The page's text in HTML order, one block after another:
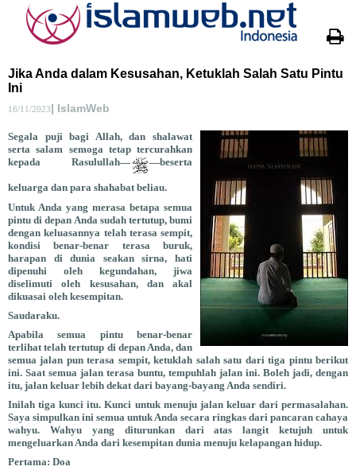
Jika Anda dalam Kesusahan, Ketuklah Salah Satu Pintu
Ini
16/11/2023| IslamWeb
Segala puji bagi Allah, dan shalawat
serta salam semoga tetap tercurahkan
kepada Rasulullah—
—beserta
keluarga dan para shahabat beliau.
Untuk Anda yang merasa betapa semua
pintu di depan Anda sudah tertutup, bumi
dengan keluasannya telah terasa sempit,
kondisi benar-benar terasa buruk,
harapan di dunia seakan sirna, hati
dipenuhi oleh kegundahan, jiwa
diselimuti oleh kesusahan, dan akal
dikuasai oleh kesempitan.
Saudaraku.
Apabila semua pintu benar-benar
terlihat telah tertutup di depan Anda, dan
semua jalan pun terasa sempit, ketuklah salah satu dari tiga pintu berikut
ini. Saat semua jalan terasa buntu, tempuhlah jalan ini. Boleh jadi, dengan
itu, jalan keluar lebih dekat dari bayang-bayang Anda sendiri.
Inilah tiga kunci itu. Kunci untuk menuju jalan keluar dari permasalahan.
Saya simpulkan ini semua untuk Anda secara ringkas dari pancaran cahaya
wahyu. Wahyu yang diturunkan dari atas langit ketujuh untuk
mengeluarkan Anda dari kesempitan dunia menuju kelapangan hidup.
Pertama: Doa